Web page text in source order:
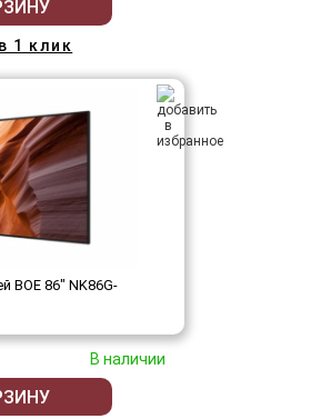
1 клик
BOE 86" NK86G-
В наличии